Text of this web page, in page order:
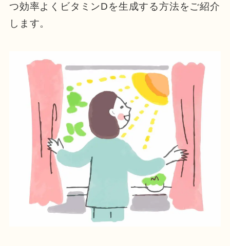
つ効率よくビタミンDを生成する方法をご紹介
します。